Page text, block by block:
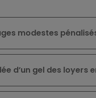
modestes
d’un gel des loyers